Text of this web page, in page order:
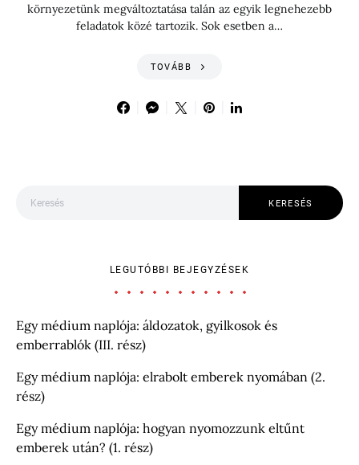
környezetünk megváltoztatása talán az egyik legnehezebb
feladatok közé tartozik. Sok esetben a…
TOVÁBB
KERESÉS
LEGUTÓBBI BEJEGYZÉSEK
Egy médium naplója: áldozatok, gyilkosok és
emberrablók (III. rész)
Egy médium naplója: elrabolt emberek nyomában (2.
rész)
Egy médium naplója: hogyan nyomozzunk eltűnt
emberek után? (1. rész)